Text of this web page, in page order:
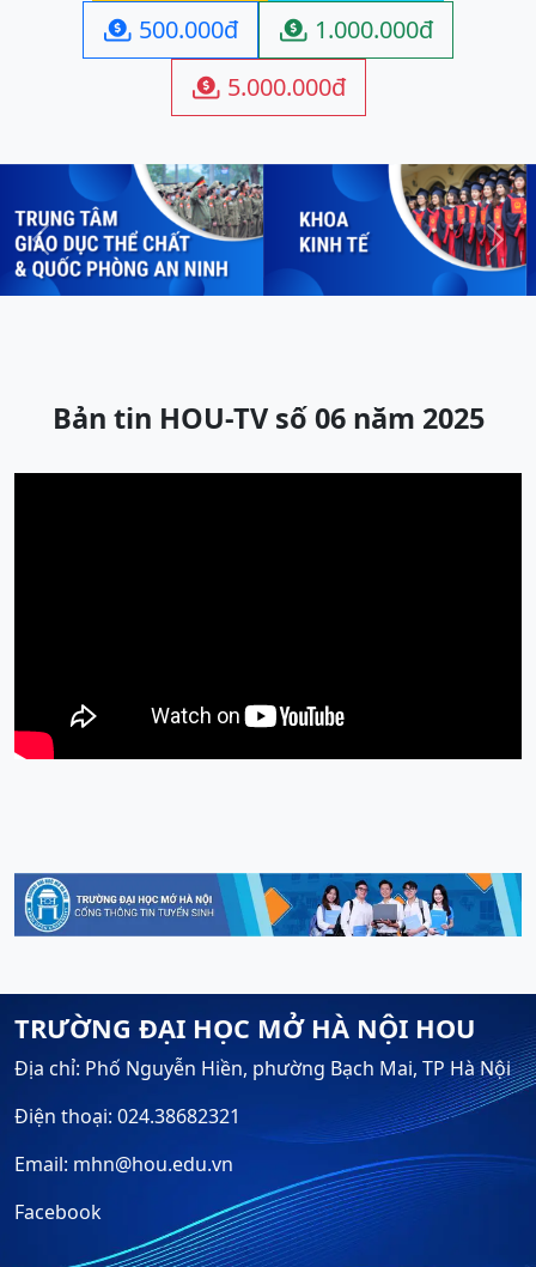
 500.000đ  1.000.000đ
 5.000.000đ
Previous Next
Bản tin HOU-TV số 06 năm 2025
TRƯỜNG ĐẠI HỌC MỞ HÀ NỘI HOU
Địa chỉ: Phố Nguyễn Hiền, phường Bạch Mai, TP Hà Nội
Điện thoại: 024.38682321
Email: mhn@hou.edu.vn
Facebook